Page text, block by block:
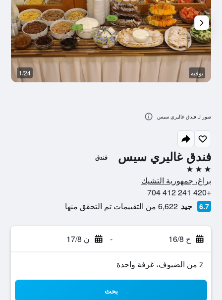
فندق غاليري سيس فندق
3 نجوم
براغ، جمهورية التشيك
+420 241 412 704
6.7 جيد 6,622 من التقييمات تم التحقق منها
ح 16/8 - ن 17/8
2 من الضيوف، غرفة واحدة
بحث
بوفيه 1/24
صور لـ فندق غاليري سيس